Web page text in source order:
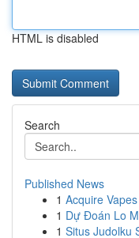
HTML is disabled
Search
Published News
1 Acquire
1 Dự Đoán Lo
1 Situs Judolku